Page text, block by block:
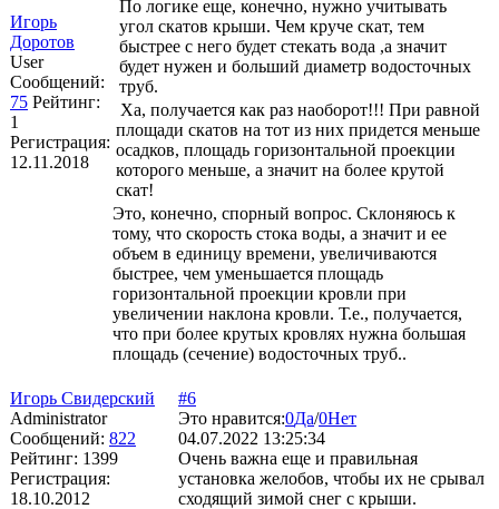
Игорь
Доротов
User
Сообщений:
75 Рейтинг:
1
Регистрация:
12.11.2018
По логике еще, конечно, нужно учитывать
угол скатов крыши. Чем круче скат, тем
быстрее с него будет стекать вода ,а значит
будет нужен и больший диаметр водосточных
труб.
Ха, получается как раз наоборот!!! При равной
площади скатов на тот из них придется меньше
осадков, площадь горизонтальной проекции
которого меньше, а значит на более крутой
скат!
Это, конечно, спорный вопрос. Склоняюсь к
тому, что скорость стока воды, а значит и ее
объем в единицу времени, увеличиваются
быстрее, чем уменьшается площадь
горизонтальной проекции кровли при
увеличении наклона кровли. Т.е., получается,
что при более крутых кровлях нужна большая
площадь (сечение) водосточных труб..
Игорь Свидерский
Administrator
Сообщений: 822
Рейтинг: 1399
Регистрация:
18.10.2012
#6
Это нравится:0Да/0Нет
04.07.2022 13:25:34
Очень важна еще и правильная
установка желобов, чтобы их не срывал
сходящий зимой снег с крыши.